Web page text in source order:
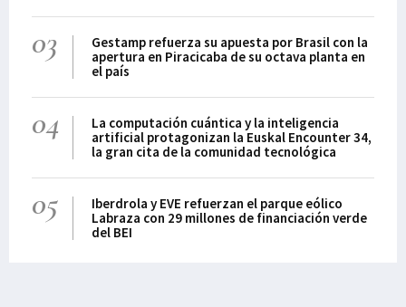
03
Gestamp refuerza su apuesta por Brasil con la
apertura en Piracicaba de su octava planta en
el país
04
La computación cuántica y la inteligencia
artificial protagonizan la Euskal Encounter 34,
la gran cita de la comunidad tecnológica
05
Iberdrola y EVE refuerzan el parque eólico
Labraza con 29 millones de financiación verde
del BEI